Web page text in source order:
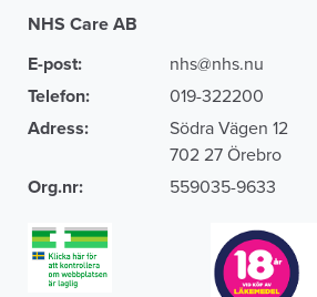
NHS Care AB
E-post:
nhs@nhs.nu
Telefon:
019-322200
Adress:
Södra Vägen 12
702 27 Örebro
Org.nr:
559035-9633